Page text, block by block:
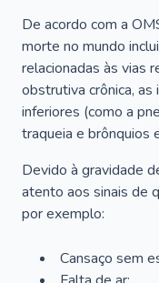
De acordo com a
morte no mundo
relacionadas às vias
obstrutiva crônica,
inferiores (como a
traqueia e brônquios
Devido à gravidade
atento aos sinais de
por exemplo:
Cansaço sem